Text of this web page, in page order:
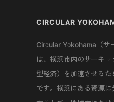
CIRCULAR
Circular Yokohama（サ
は、横浜市内のサーキ
型経済）を加速させる
です。横浜にある資源